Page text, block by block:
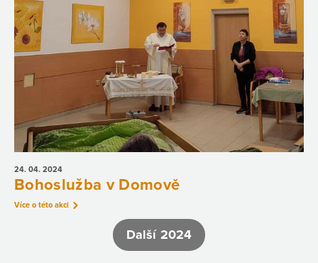
24. 04. 2024
Bohoslužba v Domově
Více o této akci
Další 2024